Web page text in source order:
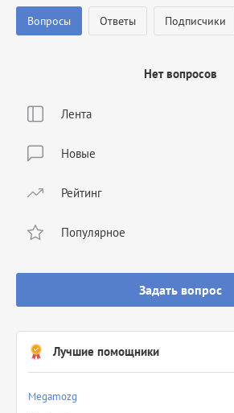
Лента
Новые
Рейтинг
Популярное
Задать вопрос
Лучшие помощники
Megamozg
Вопросы Ответы Подписчики
Нет вопросов